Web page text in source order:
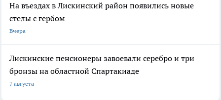
На въездах в Лискинский район появились новые
стелы с гербом
Вчера
Лискинские пенсионеры завоевали серебро и три
бронзы на областной Спартакиаде
7 августа